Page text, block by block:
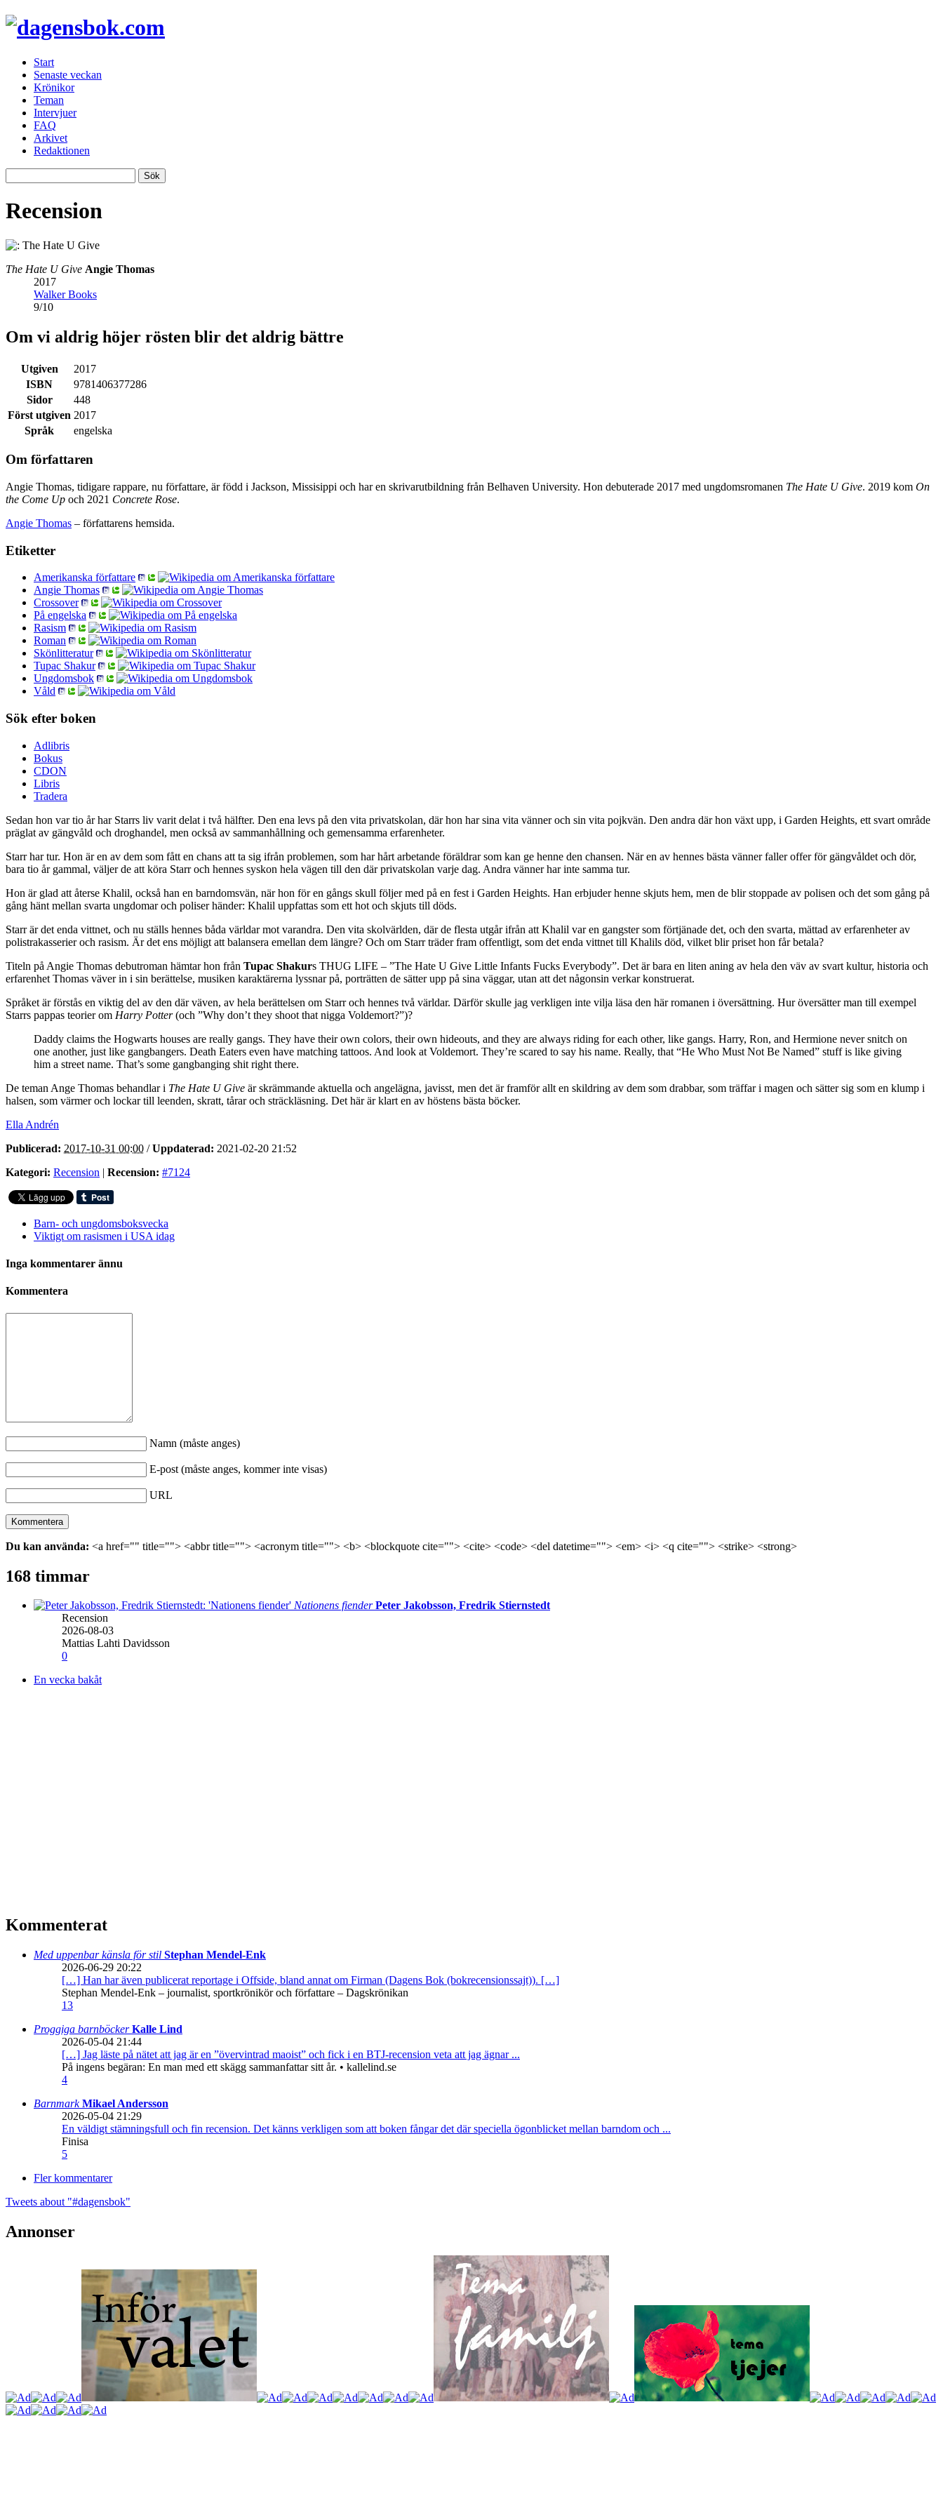
Start
Senaste veckan
Krönikor
Teman
Intervjuer
FAQ
Arkivet
Redaktionen
Recension
The Hate U Give Angie Thomas
2017
Walker Books
9/10
Om vi aldrig höjer rösten blir det aldrig bättre
Utgiven
2017
ISBN
9781406377286
Sidor
448
Först utgiven 2017
Språk
engelska
Om författaren
Angie Thomas, tidigare rappare, nu författare, är född i Jackson, Missisippi och har en skrivarutbildning från Belhaven University. Hon debuterade 2017 med ungdomsromanen The Hate U Give. 2019 kom On
the Come Up och 2021 Concrete Rose.
Angie Thomas – författarens hemsida.
Etiketter
Amerikanska författare
Angie Thomas
Crossover
På engelska
Rasism
Roman
Skönlitteratur
Tupac Shakur
Ungdomsbok
Våld
Sök efter boken
Adlibris
Bokus
CDON
Libris
Tradera
Sedan hon var tio år har Starrs liv varit delat i två hälfter. Den ena levs på den vita privatskolan, där hon har sina vita vänner och sin vita pojkvän. Den andra där hon växt upp, i Garden Heights, ett svart område
präglat av gängvåld och droghandel, men också av sammanhållning och gemensamma erfarenheter.
Starr har tur. Hon är en av dem som fått en chans att ta sig ifrån problemen, som har hårt arbetande föräldrar som kan ge henne den chansen. När en av hennes bästa vänner faller offer för gängvåldet och dör,
bara tio år gammal, väljer de att köra Starr och hennes syskon hela vägen till den där privatskolan varje dag. Andra vänner har inte samma tur.
Hon är glad att återse Khalil, också han en barndomsvän, när hon för en gångs skull följer med på en fest i Garden Heights. Han erbjuder henne skjuts hem, men de blir stoppade av polisen och det som gång på
gång hänt mellan svarta ungdomar och poliser händer: Khalil uppfattas som ett hot och skjuts till döds.
Starr är det enda vittnet, och nu ställs hennes båda världar mot varandra. Den vita skolvärlden, där de flesta utgår ifrån att Khalil var en gangster som förtjänade det, och den svarta, mättad av erfarenheter av
polistrakasserier och rasism. Är det ens möjligt att balansera emellan dem längre? Och om Starr träder fram offentligt, som det enda vittnet till Khalils död, vilket blir priset hon får betala?
Titeln på Angie Thomas debutroman hämtar hon från Tupac Shakurs THUG LIFE – ”The Hate U Give Little Infants Fucks Everybody”. Det är bara en liten aning av hela den väv av svart kultur, historia och
erfarenhet Thomas väver in i sin berättelse, musiken karaktärerna lyssnar på, porträtten de sätter upp på sina väggar, utan att det någonsin verkar konstruerat.
Språket är förstås en viktig del av den där väven, av hela berättelsen om Starr och hennes två världar. Därför skulle jag verkligen inte vilja läsa den här romanen i översättning. Hur översätter man till exempel
Starrs pappas teorier om Harry Potter(och ”Why don’t they shoot that nigga Voldemort?”)?
Daddy claims the Hogwarts houses are really gangs. They have their own colors, their own hideouts, and they are always riding for each other, like gangs. Harry, Ron, and Hermione never snitch on
one another, just like gangbangers. Death Eaters even have matching tattoos. And look at Voldemort. They’re scared to say his name. Really, that “He Who Must Not Be Named” stuff is like giving
him a street name. That’s some gangbanging shit right there.
De teman Ange Thomas behandlar i The Hate U Give är skrämmande aktuella och angelägna, javisst, men det är framför allt en skildring av dem som drabbar, som träffar i magen och sätter sig som en klump i
halsen, som värmer och lockar till leenden, skratt, tårar och sträckläsning. Det här är klart en av höstens bästa böcker.
Ella Andrén
Publicerad: 2017-10-31 00:00 /Uppdaterad: 2021-02-20 21:52
Kategori: Recension | Recension: #7124
Barn- och ungdomsboksvecka
Viktigt om rasismen i USA idag
Inga kommentarer ännu
Kommentera
Namn (måste anges)
E-post (måste anges, kommer inte visas)
URL
Du kan använda: <a href="" title=""> <abbr title=""> <acronym title=""> <b> <blockquote cite=""> <cite> <code> <del datetime=""> <em> <i> <q cite=""> <strike> <strong>
168 timmar
Nationens fiender Peter Jakobsson, Fredrik Stiernstedt
Recension
2026-08-03
Mattias Lahti Davidsson
0
En vecka bakåt
Kommenterat
Med uppenbar känsla för stil Stephan Mendel-Enk
2026-06-29 20:22
[…] Han har även publicerat reportage i Offside, bland annat om Firman (Dagens Bok (bokrecensionssajt)). […]
Stephan Mendel-Enk – journalist, sportkrönikör och författare – Dagskrönikan
13
Proggiga barnböckerKalle Lind
2026-05-04 21:44
[…] Jag läste på nätet att jag är en ”övervintrad maoist” och fick i en BTJ-recension veta att jag ägnar ...
På ingens begäran: En man med ett skägg sammanfattar sitt år. • kallelind.se
4
BarnmarkMikael Andersson
2026-05-04 21:29
En väldigt stämningsfull och fin recension. Det känns verkligen som att boken fångar det där speciella ögonblicket mellan barndom och ...
Finisa
5
Fler kommentarer
Tweets about "#dagensbok"
Annonser